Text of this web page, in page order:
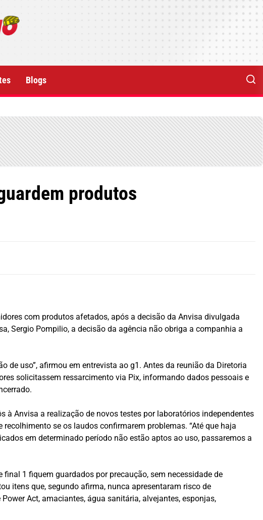
Blogs
produtos
com produtos afetados, após a decisão da Anvisa divulgada
Sergio Pompilio, a decisão da agência não obriga a companhia a
de uso”, afirmou em entrevista ao g1. Antes da reunião da Diretoria
solicitassem ressarcimento via Pix, informando dados pessoais e
à Anvisa a realização de novos testes por laboratórios independentes
se os laudos confirmarem problemas. “Até que haja
em determinado período não estão aptos ao uso, passaremos a
1 fiquem guardados por precaução, sem necessidade de
itens que, segundo afirma, nunca apresentaram risco de
Act, amaciantes, água sanitária, alvejantes, esponjas,